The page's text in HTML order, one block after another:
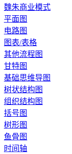
魏朱商业模式
平面图
电路图
图表/表格
其他流程图
甘特图
基础思维导图
树状结构图
组织结构图
括号图
树形图
鱼骨图
时间轴